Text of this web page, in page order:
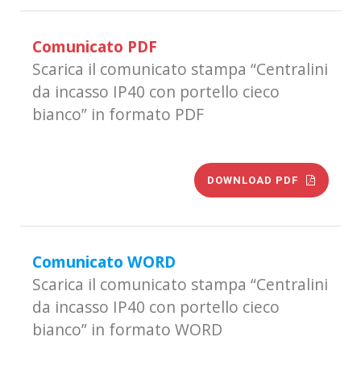
Comunicato PDF
Scarica il comunicato stampa “Centralini
da incasso IP40 con portello cieco
bianco” in formato PDF
DOWNLOAD PDF
Comunicato WORD
Scarica il comunicato stampa “Centralini
da incasso IP40 con portello cieco
bianco” in formato WORD